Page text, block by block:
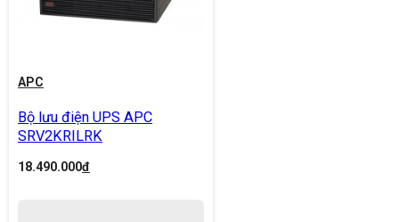
APC
Bộ lưu điện UPS APC
SRV2KRILRK
18.490.000đ